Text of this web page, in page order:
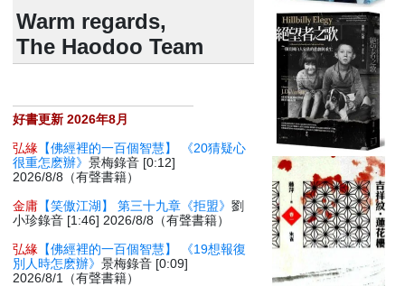
Warm regards,
The Haodoo Team
好書更新 2026年8月
弘緣 【佛經裡的一百個智慧】 《20猜疑心
很重怎麽辦》景梅錄音 [0:12]
2026/8/8（有聲書籍）
金庸 【笑傲江湖】 第三十九章《拒盟》劉
小珍錄音 [1:46] 2026/8/8（有聲書籍）
弘緣 【佛經裡的一百個智慧】 《19想報復
別人時怎麽辦》景梅錄音 [0:09]
2026/8/1（有聲書籍）